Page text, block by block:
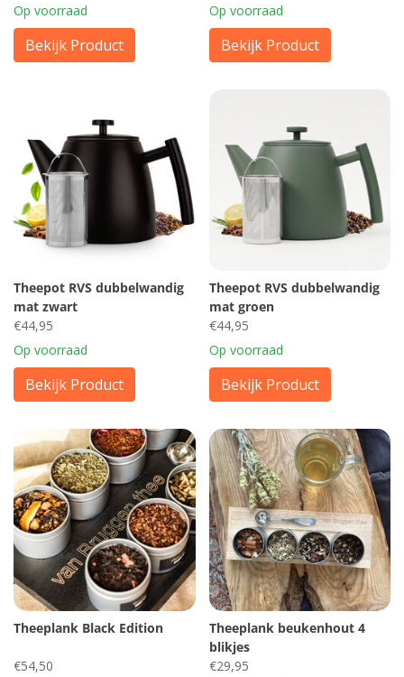
Op voorraad
Bekijk Product
Op voorraad
Bekijk Product
Theepot RVS dubbelwandig
mat zwart
€44,95
Op voorraad
Bekijk Product
Theepot RVS dubbelwandig
mat groen
€44,95
Op voorraad
Bekijk Product
Theeplank Black Edition
€54,50
Theeplank beukenhout 4
blikjes
€29,95